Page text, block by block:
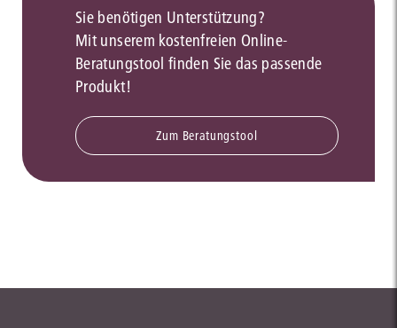
Sie benötigen Unterstützung?
Mit unserem kostenfreien Online-
Beratungstool finden Sie das passende
Produkt!
Zum Beratungstool